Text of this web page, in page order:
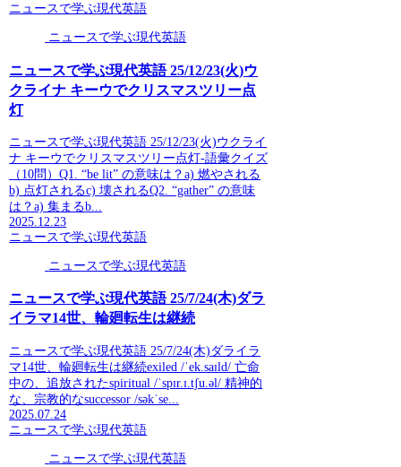
ニュースで学ぶ現代英語
ニュースで学ぶ現代英語
ニュースで学ぶ現代英語 25/12/23(火)ウ
クライナ キーウでクリスマスツリー点
灯
ニュースで学ぶ現代英語 25/12/23(火)ウクライ
ナ キーウでクリスマスツリー点灯-語彙クイズ
（10問）Q1. “be lit” の意味は？a) 燃やされる
b) 点灯されるc) 壊されるQ2. “gather” の意味
は？a) 集まるb...
2025.12.23
ニュースで学ぶ現代英語
ニュースで学ぶ現代英語
ニュースで学ぶ現代英語 25/7/24(木)ダラ
イラマ14世、輪廻転生は継続
ニュースで学ぶ現代英語 25/7/24(木)ダライラ
マ14世、輪廻転生は継続exiled /ˈek.saɪld/ 亡命
中の、追放されたspiritual /ˈspɪr.ɪ.tʃu.əl/ 精神的
な、宗教的なsuccessor /səkˈse...
2025.07.24
ニュースで学ぶ現代英語
ニュースで学ぶ現代英語